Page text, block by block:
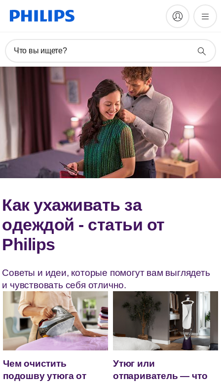
Что вы ищете?
Как ухаживать за
одеждой - статьи от
Philips
Советы и идеи, которые помогут вам выглядеть
и чувствовать себя отлично.
Чем очистить
подошву утюга от
Утюг или
отпариватель — что